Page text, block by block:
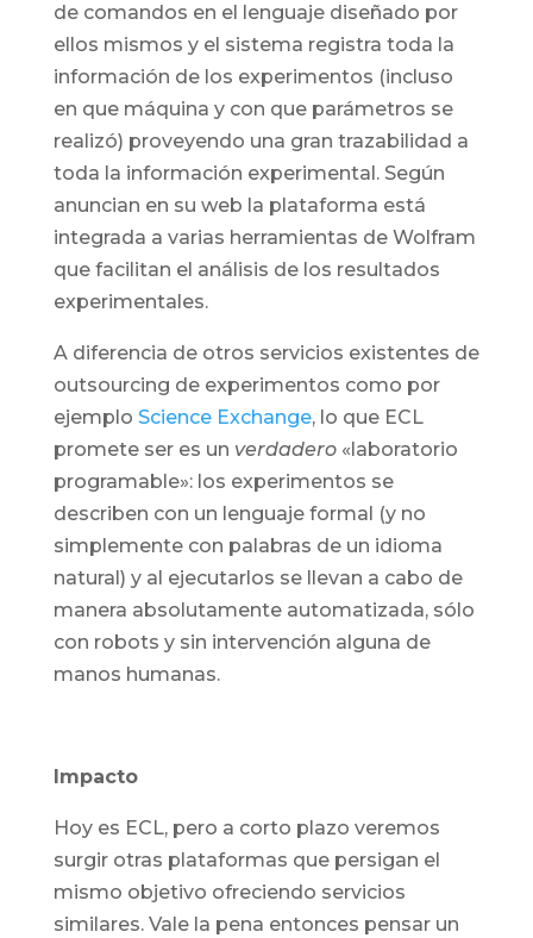
de comandos en el lenguaje diseñado por
ellos mismos y el sistema registra toda la
información de los experimentos (incluso
en que máquina y con que parámetros se
realizó) proveyendo una gran trazabilidad a
toda la información experimental. Según
anuncian en su web la plataforma está
integrada a varias herramientas de Wolfram
que facilitan el análisis de los resultados
experimentales.
A diferencia de otros servicios existentes de
outsourcing de experimentos como por
ejemplo Science Exchange, lo que ECL
promete ser es un verdadero«laboratorio
programable»: los experimentos se
describen con un lenguaje formal (y no
simplemente con palabras de un idioma
natural) y al ejecutarlos se llevan a cabo de
manera absolutamente automatizada, sólo
con robots y sin intervención alguna de
manos humanas.
Impacto
Hoy es ECL, pero a corto plazo veremos
surgir otras plataformas que persigan el
mismo objetivo ofreciendo servicios
similares. Vale la pena entonces pensar un